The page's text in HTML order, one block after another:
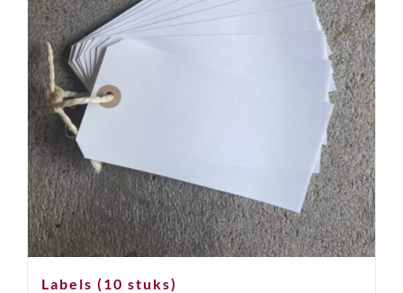
Labels (10 stuks)